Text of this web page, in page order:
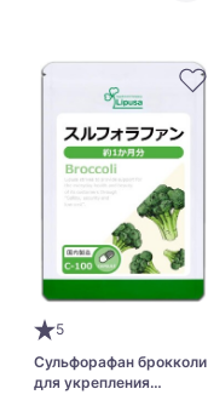
5
Сульфорафан брокколи
для укрепления